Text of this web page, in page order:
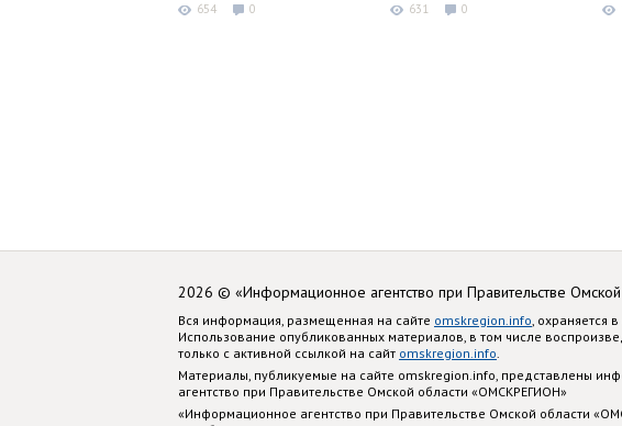
654 0 631 0
2026 © «Информационное агентство при Правительстве
Вся информация, размещенная на сайте omskregion.info , охраняется
Использование опубликованных материалов, в том числе
только с активной ссылкой на сайт omskregion.info
Материалы, публикуемые на сайте omskregion.info, представлены
агентство при Правительстве Омской области «ОМСКРЕГИОН»
«Информационное агентство при Правительстве Омской области